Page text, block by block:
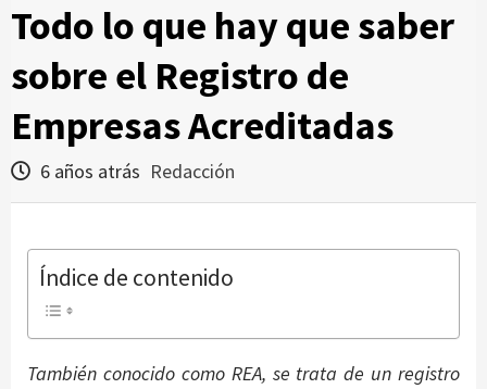
Todo lo que hay que saber
sobre el Registro de
Empresas Acreditadas
6 años atrás Redacción
Índice de contenido
También conocido como REA, se trata de un registro